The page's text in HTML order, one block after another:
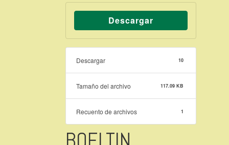
Descargar
Descargar 10
Tamaño del archivo 117.09 KB
Recuento de archivos 1